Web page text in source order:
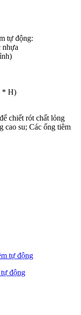
tự động:
nhựa
* H)
chiết rót chất lỏng
cao su; Các ống tiêm
động